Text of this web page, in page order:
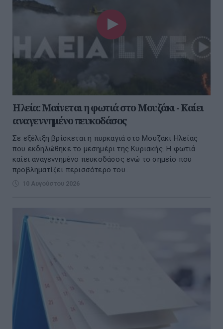
Ηλεία: Μαίνεται η φωτιά στο Μουζάκι - Καίει
αναγεννημένο πευκοδάσος
Σε εξέλιξη βρίσκεται η πυρκαγιά στο Μουζάκι Ηλείας
που εκδηλώθηκε το μεσημέρι της Κυριακής. Η φωτιά
καίει αναγεννημένο πευκοδάσος ενώ το σημείο που
προβληματίζει περισσότερο του...
10 Αυγούστου 2026